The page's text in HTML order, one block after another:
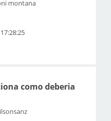
montana
como deberia